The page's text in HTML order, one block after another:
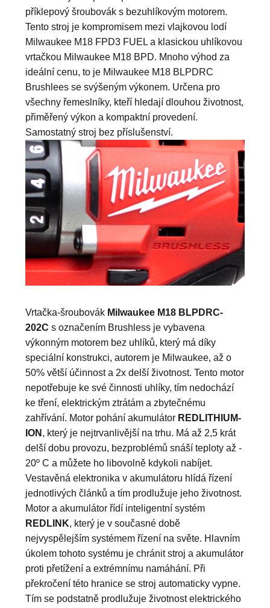
příklepový šroubovák s bezuhlíkovým motorem.
Tento stroj je kompromisem mezi vlajkovou lodí
Milwaukee M18 FPD3 FUEL a klasickou uhlíkovou
vrtačkou Milwaukee M18 BPD. Mnoho výhod za
ideální cenu, to je Milwaukee M18 BLPDRC
Brushlees se svýšeným výkonem. Určena pro
všechny řemeslníky, kteří hledají dlouhou životnost,
přiměřený výkon a kompaktní provedení.
Samostatný stroj bez příslušenství.
Vrtačka-šroubovák Milwaukee M18 BLPDRC-
202C s označením Brushless je vybavena
výkonným motorem bez uhlíků, který má díky
speciální konstrukci, autorem je Milwaukee, až o
50% větší účinnost a 2x delší životnost. Tento motor
nepotřebuje ke své činnosti uhlíky, tím nedochází
ke tření, elektrickým ztrátám a zbytečnému
zahřívání. Motor pohání akumulátor REDLITHIUM-
ION , který je nejtrvanlivější na trhu. Má až 2,5 krát
delší dobu provozu, bezproblémů snáší teploty až -
20º C a můžete ho libovolně kdykoli nabíjet.
Vestavěná elektronika v akumulátoru hlídá řízení
jednotlivých článků a tím prodlužuje jeho životnost.
Motor a akumulátor řídí inteligentní systém
REDLINK, který je v současné době
nejvyspělejším systémem řízení na světe. Hlavním
úkolem tohoto systému je chránit stroj a akumulátor
proti přetížení a extrémnímu namáhání. Při
překročení této hranice se stroj automaticky vypne.
Tím se podstatně prodlužuje životnost elektrického